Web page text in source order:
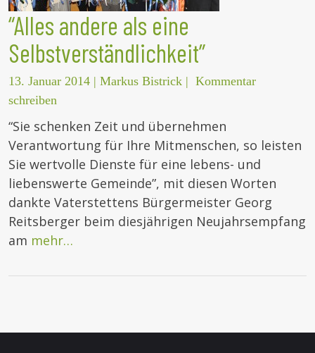
“Alles andere als eine
Selbstverständlichkeit”
13. Januar 2014 | Markus Bistrick | Kommentar
schreiben
“Sie schenken Zeit und übernehmen
Verantwortung für Ihre Mitmenschen, so leisten
Sie wertvolle Dienste für eine lebens- und
liebenswerte Gemeinde”, mit diesen Worten
dankte Vaterstettens Bürgermeister Georg
Reitsberger beim diesjährigen Neujahrsempfang
am mehr…